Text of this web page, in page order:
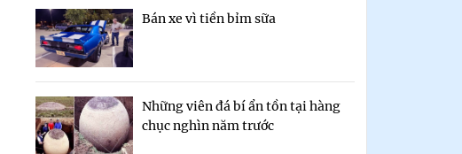
Bán xe vì tiền bỉm sữa
Những viên đá bí ẩn tồn tại hàng
chục nghìn năm trước